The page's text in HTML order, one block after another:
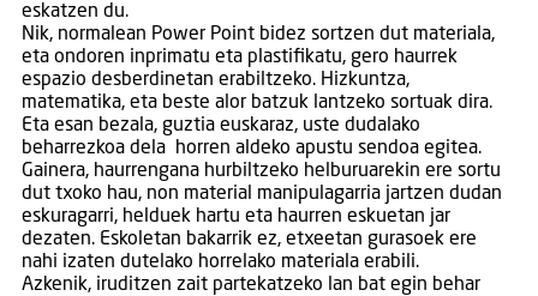
eskatzen du.
Nik, normalean Power Point bidez sortzen dut materiala,
eta ondoren inprimatu eta plastifikatu, gero haurrek
espazio desberdinetan erabiltzeko. Hizkuntza,
matematika, eta beste alor batzuk lantzeko sortuak dira.
Eta esan bezala, guztia euskaraz, uste dudalako
beharrezkoa dela horren aldeko apustu sendoa egitea.
Gainera, haurrengana hurbiltzeko helburuarekin ere sortu
dut txoko hau, non material manipulagarria jartzen dudan
eskuragarri, helduek hartu eta haurren eskuetan jar
dezaten. Eskoletan bakarrik ez, etxeetan gurasoek ere
nahi izaten dutelako horrelako materiala erabili.
Azkenik, iruditzen zait partekatzeko lan bat egin behar